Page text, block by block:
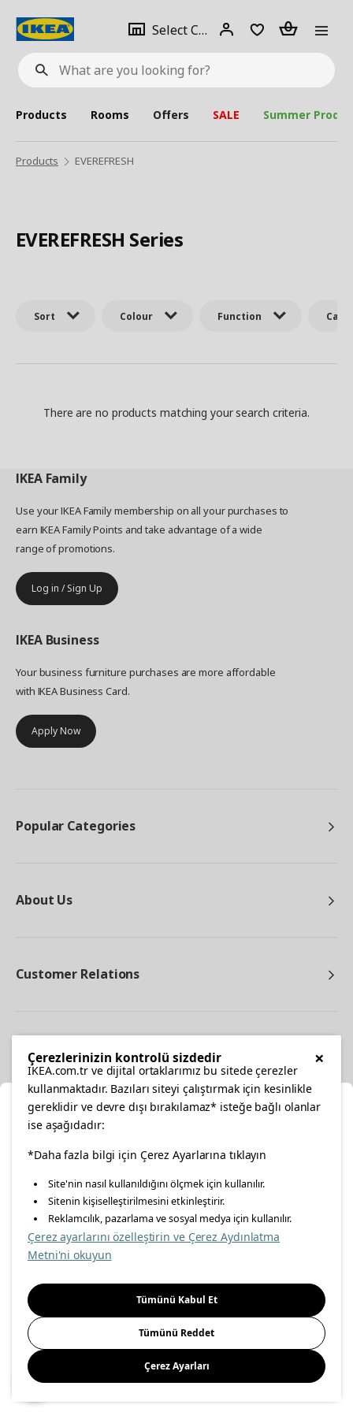
What
are
looking
for?
Select City Select
city
Login Piece(s)
Products Rooms Offers SALE Summer
Products EVEREFRESH
EVEREFRESH Series
Sort Colour Function
There are no products matching your search criteria.
IKEA Family
Use your IKEA Family membership on all your purchases to
earn IKEA Family Points and take advantage of a wide
range of promotions.
Log in / Sign Up
IKEA Business
Your business furniture purchases are more affordable
with IKEA Business Card.
Apply Now
Popular Categories
About Us
Customer Relations
facebooktwitterinstagrampinterestyoutube
linkedin
Energy Policy Information Security Policy
Food Safety Policy
Important Notice Privacy Agreement Personal Data Protection
Cookie Policy
© Inter IKEA Systems B.V 1999-
Select Location
Please select to see the content specific to your delivery
location for your orders from Online Store.
Select a city first
Please select
Save
×
Çerezlerinizin kontrolü sizdedir
IKEA.com.tr ve dijital ortaklarımız bu sitede çerezler
kullanmaktadır. Bazıları siteyi çalıştırmak için kesinlikle
gereklidir ve devre dışı bırakılamaz* isteğe bağlı olanlar
ise aşağıdadır:
*Daha fazla bilgi için Çerez Ayarlarına tıklayın
Site'nin nasıl kullanıldığını ölçmek için kullanılır.
Sitenin kişiselleştirilmesini etkinleştirir.
Reklamcılık, pazarlama ve sosyal medya için kullanılır.
Çerez ayarlarını özelleştirin ve Çerez Aydınlatma
Metni'ni okuyun
Tümünü Kabul Et
Tümünü Reddet
Çerez Ayarları